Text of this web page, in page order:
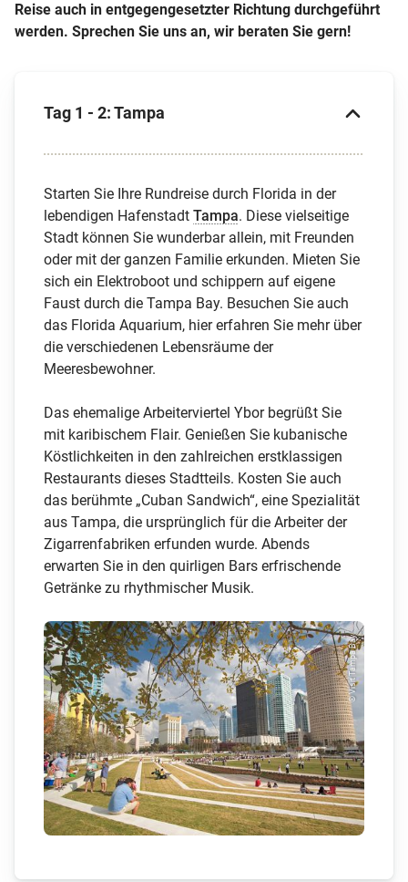
Reise auch in entgegengesetzter Richtung durchgeführt
werden. Sprechen Sie uns an, wir beraten Sie gern!
Tag 1 - 2: Tampa
Starten Sie Ihre Rundreise durch Florida in der
lebendigen Hafenstadt Tampa. Diese vielseitige
Stadt können Sie wunderbar allein, mit Freunden
oder mit der ganzen Familie erkunden. Mieten Sie
sich ein Elektroboot und schippern auf eigene
Faust durch die Tampa Bay. Besuchen Sie auch
das Florida Aquarium, hier erfahren Sie mehr über
die verschiedenen Lebensräume der
Meeresbewohner.
Das ehemalige Arbeiterviertel Ybor begrüßt Sie
mit karibischem Flair. Genießen Sie kubanische
Köstlichkeiten in den zahlreichen erstklassigen
Restaurants dieses Stadtteils. Kosten Sie auch
das berühmte „Cuban Sandwich“, eine Spezialität
aus Tampa, die ursprünglich für die Arbeiter der
Zigarrenfabriken erfunden wurde. Abends
erwarten Sie in den quirligen Bars erfrischende
Getränke zu rhythmischer Musik.
© Visit Tampa Bay